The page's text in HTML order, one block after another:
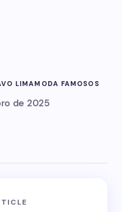
LIMAMODA FAMOSOS
de 2025